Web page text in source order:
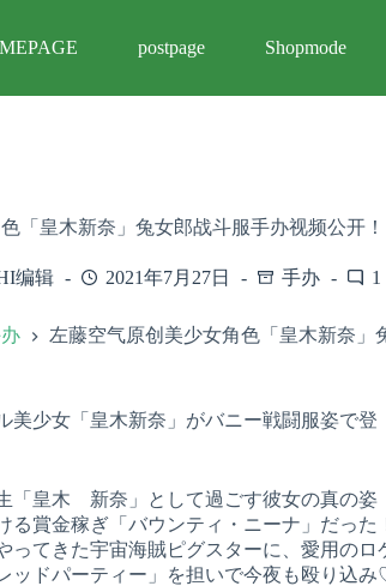
postpage Shopmode
「皇木新奈」兔女郎战斗服手办视频公开！
编辑 2021年7月27日 手办 1
左藤空气原创美少女角色「皇木新奈」
美少女「皇木新奈」がバニー戦闘服姿で登
「皇木 新奈」として過ごす彼女の真の姿
賞金稼ぎ「バウンティ・ニーナ」だった
ってきた宇宙海賊ピグスターに、愛用のロ
ッドパーティー」を担いで今夜も殴り込